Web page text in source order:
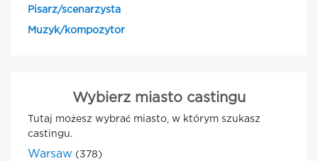
Pisarz/scenarzysta
Muzyk/kompozytor
Wybierz miasto castingu
Tutaj możesz wybrać miasto, w którym szukasz
castingu.
Warsaw (378)